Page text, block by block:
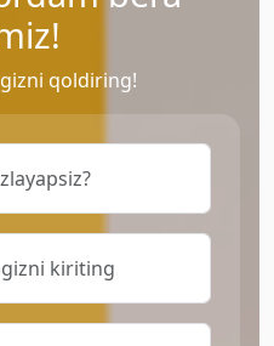
qoldiring!